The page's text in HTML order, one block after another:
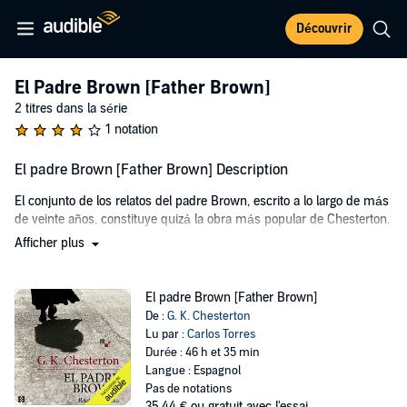
Découvrir
El Padre Brown [Father Brown]
2 titres dans la série
1 notation
El padre Brown [Father Brown] Description
El conjunto de los relatos del padre Brown, escrito a lo largo de más
de veinte años, constituye quizá la obra más popular de Chesterton.
El simpático cura-detective que los protagoniza resuelve en ellos,
intrincados casos gracias a un conocimiento sencillo a la par que
profundo de la naturaleza humana.
Frente a la destrucción sistemática de la razón, propia del
escepticismo y el relativismo de la Europa de inicios del siglo XX,
Chesterton crea este singular personaje --basado en su amigo el
sacerdote irlandés John O'Connor y que es ya parte del imaginario
Afficher plus
El padre Brown [Father Brown]
De :G. K. Chesterton
Lu par :Carlos Torres
Durée : 46 h et 35 min
Langue : Espagnol
Pas de notations